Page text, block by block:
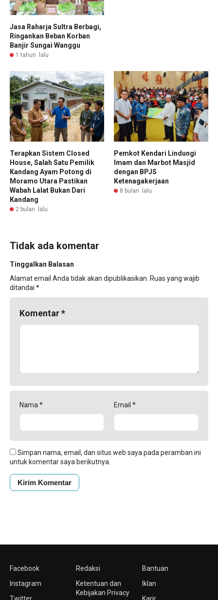
Jasa Raharja Sultra Berbagi,
Ringankan Beban Korban
Banjir Sungai Wanggu
1 tahun lalu
Terapkan Sistem Closed
House, Salah Satu Pemilik
Kandang Ayam Potong di
Moramo Utara Pastikan
Wabah Lalat Bukan Dari
Kandang
2 bulan lalu
Pemkot Kendari Lindungi
Imam dan Marbot Masjid
dengan BPJS
Ketenagakerjaan
8 bulan lalu
Tidak ada komentar
Tinggalkan Balasan
Alamat email Anda tidak akan dipublikasikan. Ruas yang wajib
ditandai *
Komentar*
Nama * Email *
Simpan nama, email, dan situs web saya pada peramban ini
untuk komentar saya berikutnya.
Facebook
Instagram
Redaksi
Ketentuan dan
Kebijakan Privacy
Bantuan
Iklan